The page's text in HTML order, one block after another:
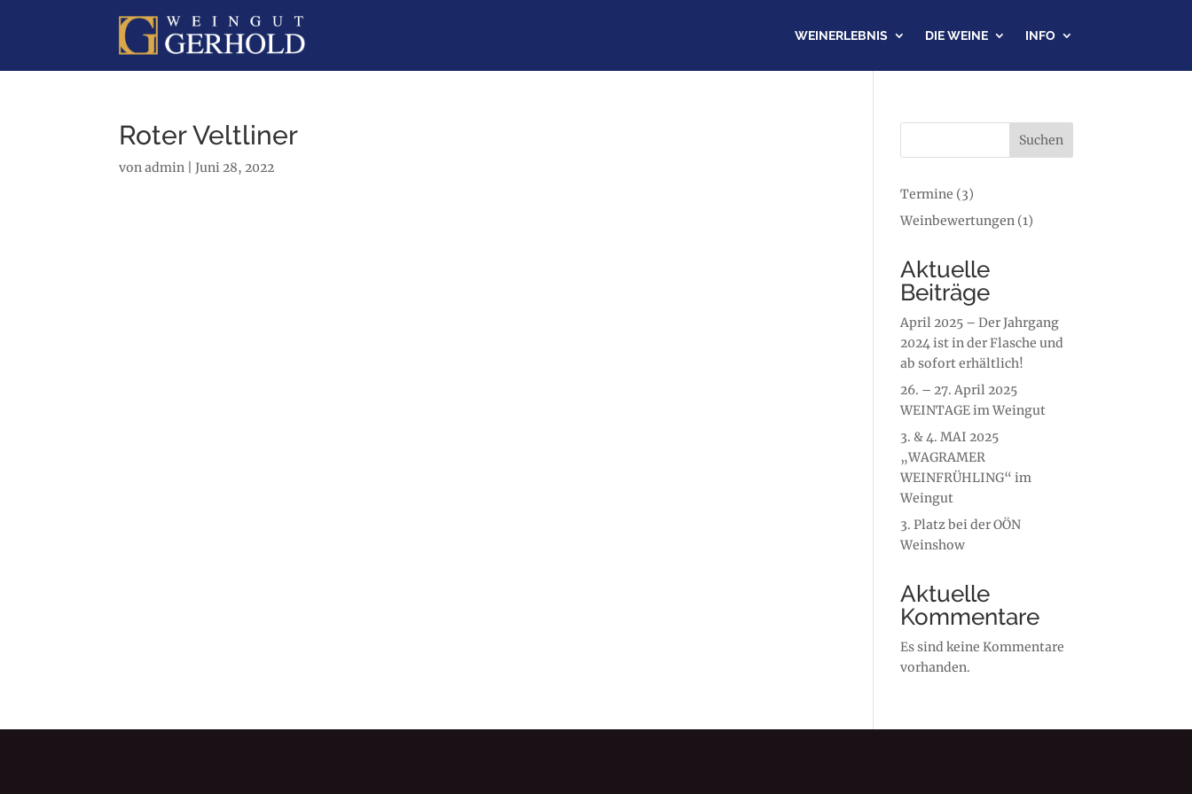
WEINERLEBNIS DIE WEINE INFO
Roter Veltliner
vonadmin Juni 28, 2022
Suchen
Termine (3)
Weinbewertungen (1)
Aktuelle
Beiträge
April 2025 – Der Jahrgang
2024 ist in der Flasche und
ab sofort erhältlich!
26. – 27. April 2025
WEINTAGE im Weingut
3. & 4. MAI 2025
„WAGRAMER
WEINFRÜHLING“ im
Weingut
3. Platz bei der OÖN
Weinshow
Aktuelle
Kommentare
Es sind keine Kommentare
vorhanden.